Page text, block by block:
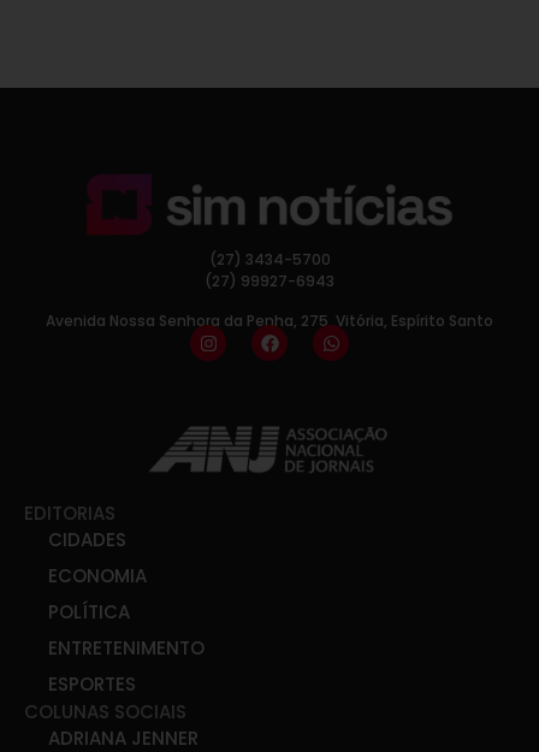
(27) 3434-5700
(27) 99927-6943
Avenida Nossa Senhora da Penha, 275, Vitória, Espírito Santo
EDITORIAS
CIDADES
ECONOMIA
POLÍTICA
ENTRETENIMENTO
ESPORTES
COLUNAS SOCIAIS
ADRIANA JENNER